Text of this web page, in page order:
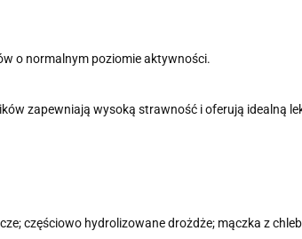
o normalnym poziomie aktywności.
zapewniają wysoką strawność i oferują idealną
częściowo hydrolizowane drożdże; mączka z